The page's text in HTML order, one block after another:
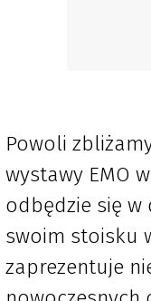
Powoli
wystawy EMO
odbędzie się w
swoim stoisku
zaprezentuje